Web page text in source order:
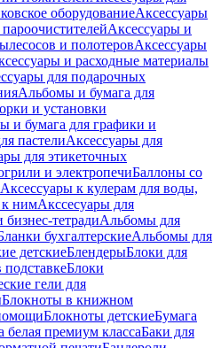
оборудованиеАксессуары
Аксессуары и
и полотеровАксессуары
и расходные материалы
для подарочных
Альбомы и бумага для
и установки
и бумага для графики и
пастелиАксессуары для
для этикеточных
и электропечиБаллоны со
Аксессуары к кулерам для воды,
к нимАкссесуары для
тетрадиАльбомы для
бухгалтерскиеАльбомы для
детскиеБлендерыБлоки для
подставкеБлоки
гели для
Блокноты в книжном
Блокноты детскиеБумага
белая премиум классаБаки для